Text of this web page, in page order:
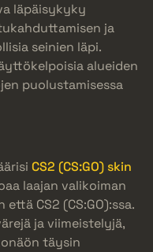
läpäisykyky
ja
seinien läpi.
alueiden
puolustamisessa
CS2 (CS:GO) skin
laajan valikoiman
CS2 (CS:GO):ssa.
ja viimeistelyjä,
täysin